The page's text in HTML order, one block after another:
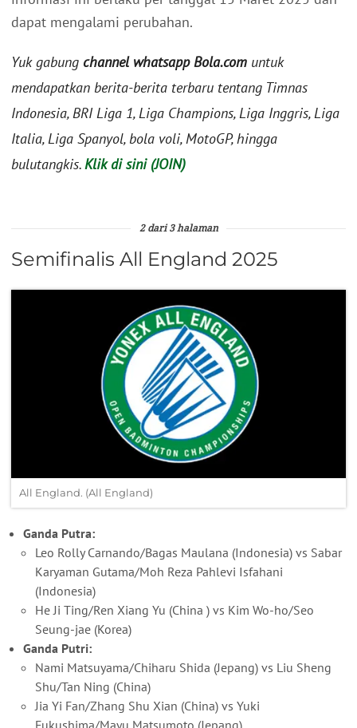
dapat mengalami perubahan.
Yuk gabung channel whatsapp Bola.com untuk
mendapatkan berita-berita terbaru tentang Timnas
Indonesia, BRI Liga 1, Liga Champions, Liga Inggris, Liga
Italia, Liga Spanyol, bola voli, MotoGP, hingga
bulutangkis.Klik di sini (JOIN)
2 dari 3 halaman
Semifinalis All England 2025
All England. (All England)
Ganda Putra:
Leo Rolly Carnando/Bagas Maulana (Indonesia) vs Sabar
Karyaman Gutama/Moh Reza Pahlevi Isfahani
(Indonesia)
He Ji Ting/Ren Xiang Yu (China ) vs Kim Wo-ho/Seo
Seung-jae (Korea)
Ganda Putri:
Nami Matsuyama/Chiharu Shida (Jepang) vs Liu Sheng
Shu/Tan Ning (China)
Jia Yi Fan/Zhang Shu Xian (China) vs Yuki